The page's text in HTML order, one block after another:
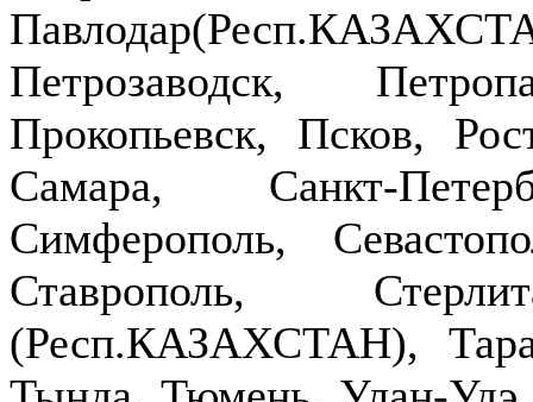
Петрозаводск,
Прокопьевск, Псков,
Самара, Санкт-
Симферополь,
Ставрополь,
(Респ.КАЗАХСТАН),